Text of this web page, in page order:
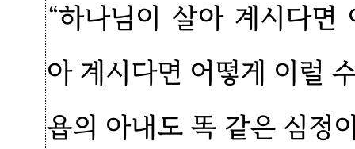
“하나님이 살아 계시다
아 계시다면 어떻게 이럴
욥의 아내도 똑 같은 심정